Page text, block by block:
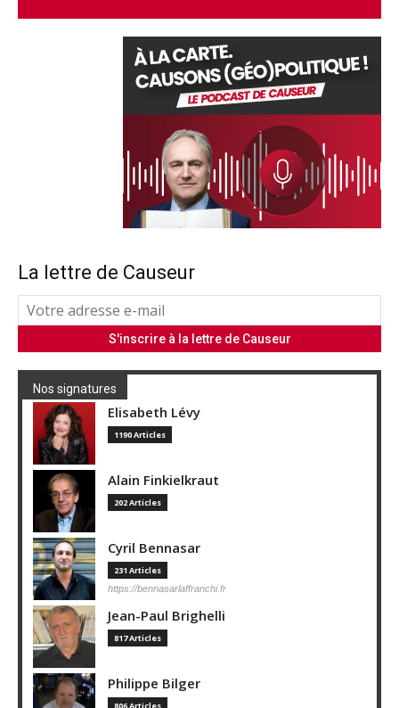
La lettre de Causeur
Nos signatures
Elisabeth Lévy
1190 Articles
Alain Finkielkraut
202 Articles
Cyril Bennasar
231 Articles
https://bennasarlaffranchi.fr
Jean-Paul Brighelli
817 Articles
Philippe Bilger